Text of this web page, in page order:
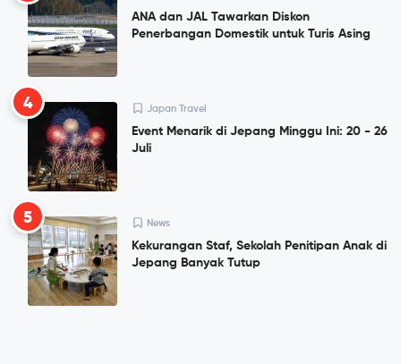
ANA dan JAL Tawarkan Diskon
Penerbangan Domestik untuk Turis Asing
4 Japan Travel
Event Menarik di Jepang Minggu Ini: 20 - 26
Juli
5 News
Kekurangan Staf, Sekolah Penitipan Anak di
Jepang Banyak Tutup